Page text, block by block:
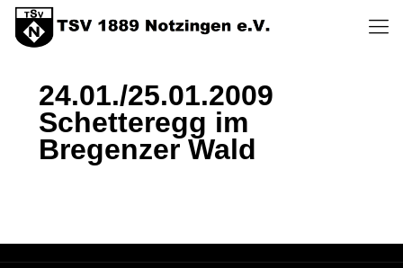
24.01./25.01.2009
Schetteregg im
Bregenzer Wald